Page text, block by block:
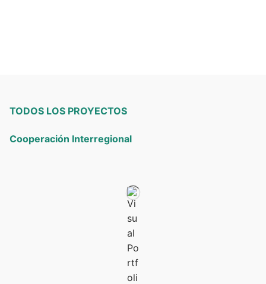
TODOS LOS PROYECTOS
Cooperación Interregional